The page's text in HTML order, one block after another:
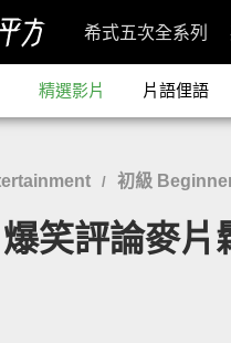
希式五次全系列
精選影片 片語俚語
/ 初級
爆笑評論麥